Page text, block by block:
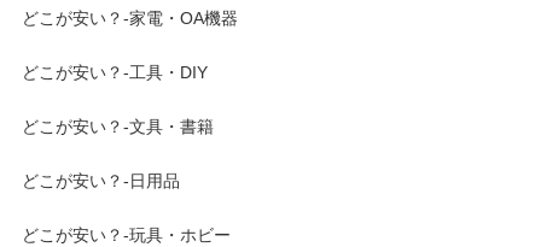
どこが安い？-家電・OA機器
どこが安い？-工具・DIY
どこが安い？-文具・書籍
どこが安い？-日用品
どこが安い？-玩具・ホビー